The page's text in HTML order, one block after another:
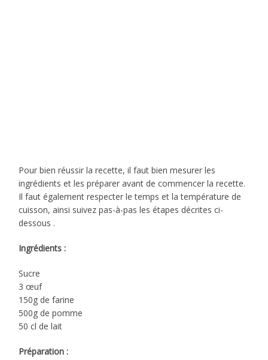
Pour bien réussir la recette, il faut bien mesurer les
ingrédients et les préparer avant de commencer la recette.
Il faut également respecter le temps et la température de
cuisson, ainsi suivez pas-à-pas les étapes décrites ci-
dessous .
Ingrédients :
Sucre
3 œuf
150g de farine
500g de pomme
50 cl de lait
Préparation :